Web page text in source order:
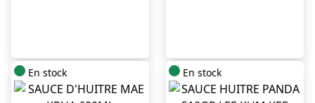
En stock En stock